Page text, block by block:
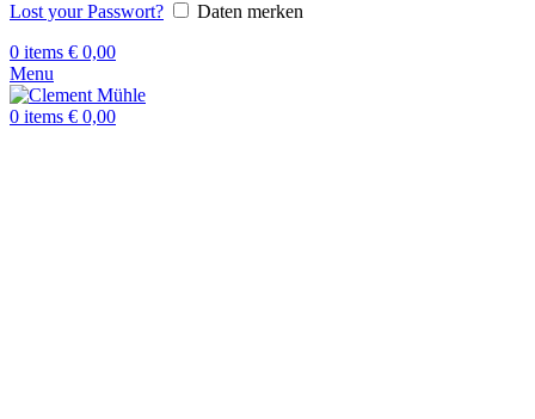
Lost your Passwort?
Daten merken
0 items € 0,00
Menu
0 items € 0,00